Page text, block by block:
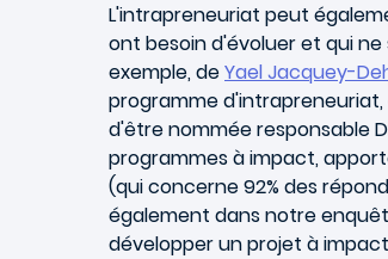
L'intrapreneuriat peut
ont besoin d'évoluer et qui
exemple, deYael Jacquey-
programme
d'être nommée responsable
programmes à impact,
(qui concerne 92% des
également dans notre
développer un projet à